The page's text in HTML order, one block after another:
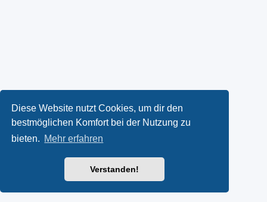
Diese Website nutzt Cookies, um dir den
bestmöglichen Komfort bei der Nutzung zu
bieten. Mehr erfahren
Verstanden!